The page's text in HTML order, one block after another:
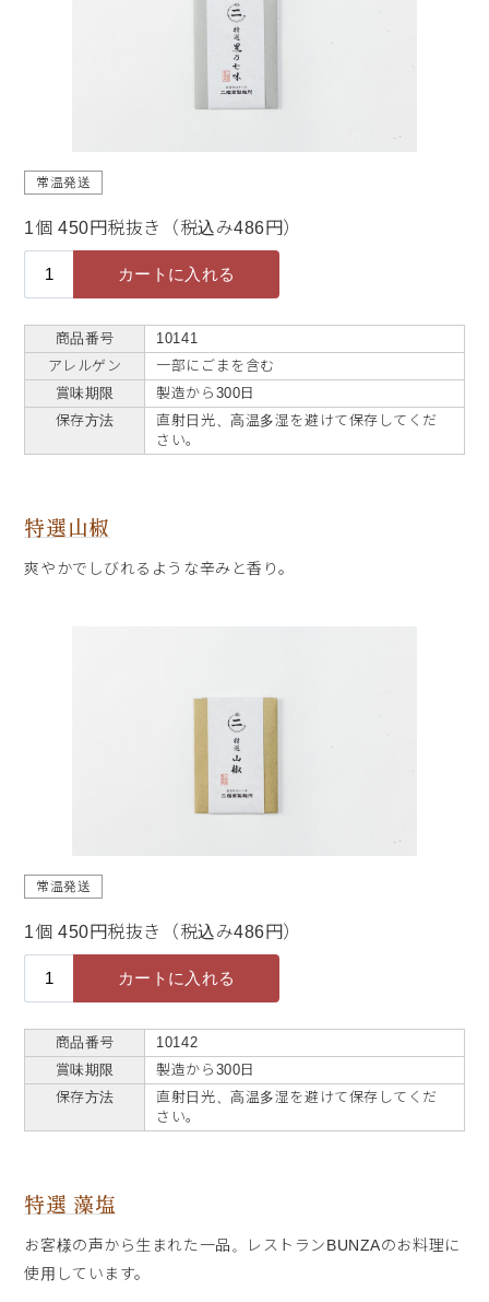
常温発送
1個 450円税抜き（税込み486円）
商品番号
10141
アレルゲン
一部にごまを含む
賞味期限
製造から300日
保存方法
直射日光、高温多湿を避けて保存してくだ
さい。
特選山椒
爽やかでしびれるような辛みと香り。
常温発送
1個 450円税抜き（税込み486円）
商品番号
10142
賞味期限
製造から300日
保存方法
直射日光、高温多湿を避けて保存してくだ
さい。
特選 藻塩
お客様の声から生まれた一品。レストランBUNZAのお料理に
使用しています。